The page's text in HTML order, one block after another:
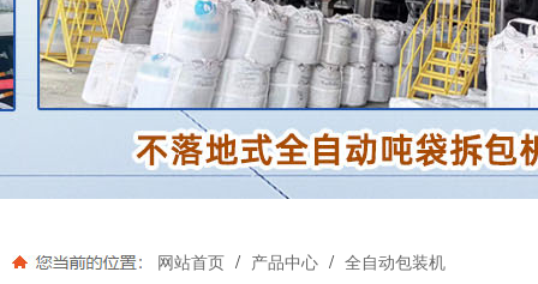
网站首页 / 产品中心 / 全自动包装机